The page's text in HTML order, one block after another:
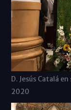
D. Jesús Catalá
2020